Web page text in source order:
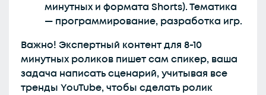
минутных и формата Shorts). Тематика
— программирование, разработка игр.
Важно! Экспертный контент для 8-10
минутных роликов пишет сам спикер, ваша
задача написать сценарий, учитывая все
тренды YouTube, чтобы сделать ролик